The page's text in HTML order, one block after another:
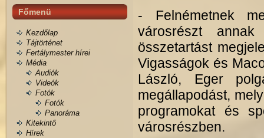
Főmenü
Kezdőlap
Tájtörténet
Fertálymester hírei
Média
Audiók
Videók
Fotók
Fotók
Panoráma
Kitekintő
Hírek
- Felnémetnek
városrészt
összetartást
Vigasságok és
László, Eger
megállapodást,
programokat és
városrészben.